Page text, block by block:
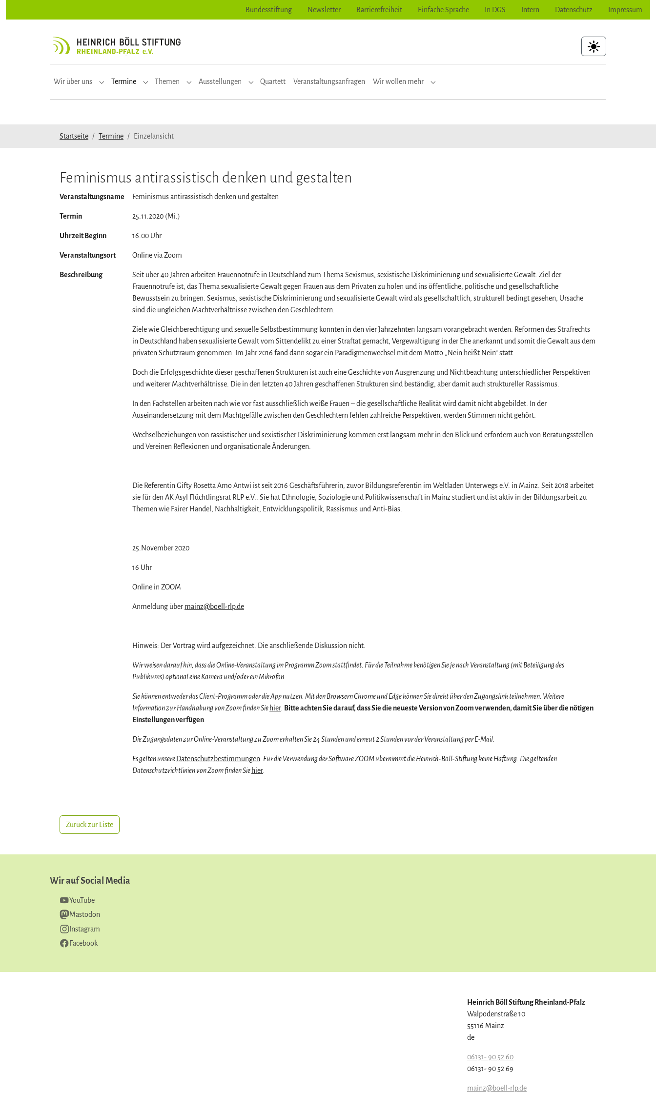
Bundesstiftung Newsletter Barrierefreiheit Einfache Sprache In DGS Intern Datenschutz
Impressum
hoher Kontrast
Wir über uns
Submenu for "Wir über uns"
Termine
Submenu for "Termine"
Themen
Submenu for "Themen"
Ausstellungen
Submenu for "Ausstellungen"
Quartett Veranstaltungsanfragen Wir wollen mehr
Submenu for "Wir wollen mehr"
Startseite
Termine Einzelansicht
Feminismus antirassistisch denken und gestalten
Veranstaltungsname Feminismus antirassistisch denken und gestalten
Termin 25.11.2020 (Mi.)
Uhrzeit Beginn 16.00 Uhr
Veranstaltungsort Online via Zoom
Beschreibung
Seit über 40 Jahren arbeiten Frauennotrufe in Deutschland zum Thema Sexismus, sexistische Diskriminierung und sexualisierte Gewalt. Ziel der
Frauennotrufe ist, das Thema sexualisierte Gewalt gegen Frauen aus dem Privaten zu holen und ins öffentliche, politische und gesellschaftliche
Bewusstsein zu bringen. Sexismus, sexistische Diskriminierung und sexualisierte Gewalt wird als gesellschaftlich, strukturell bedingt gesehen, Ursache
sind die ungleichen Machtverhältnisse zwischen den Geschlechtern.
Ziele wie Gleichberechtigung und sexuelle Selbstbestimmung konnten in den vier Jahrzehnten langsam vorangebracht werden. Reformen des Strafrechts
in Deutschland haben sexualisierte Gewalt vom Sittendelikt zu einer Straftat gemacht, Vergewaltigung in der Ehe anerkannt und somit die Gewalt aus dem
privaten Schutzraum genommen. Im Jahr 2016 fand dann sogar ein Paradigmenwechsel mit dem Motto „Nein heißt Nein“ statt.
Doch die Erfolgsgeschichte dieser geschaffenen Strukturen ist auch eine Geschichte von Ausgrenzung und Nichtbeachtung unterschiedlicher Perspektiven
und weiterer Machtverhältnisse. Die in den letzten 40 Jahren geschaffenen Strukturen sind beständig, aber damit auch struktureller Rassismus.
In den Fachstellen arbeiten nach wie vor fast ausschließlich weiße Frauen – die gesellschaftliche Realität wird damit nicht abgebildet. In der
Auseinandersetzung mit dem Machtgefälle zwischen den Geschlechtern fehlen zahlreiche Perspektiven, werden Stimmen nicht gehört.
Wechselbeziehungen von rassistischer und sexistischer Diskriminierung kommen erst langsam mehr in den Blick und erfordern auch von Beratungsstellen
und Vereinen Reflexionen und organisationale Änderungen.
Die Referentin Gifty Rosetta Amo Antwi ist seit 2016 Geschäftsführerin, zuvor Bildungsreferentin im Weltladen Unterwegs e.V. in Mainz. Seit 2018 arbeitet
sie für den AK Asyl Flüchtlingsrat RLP e.V.. Sie hat Ethnologie, Soziologie und Politikwissenschaft in Mainz studiert und ist aktiv in der Bildungsarbeit zu
Themen wie Fairer Handel, Nachhaltigkeit, Entwicklungspolitik, Rassismus und Anti-Bias.
25.November 2020
16 Uhr
Online in ZOOM
Anmeldung über mainz@boell-rlp.de
Hinweis: Der Vortrag wird aufgezeichnet. Die anschließende Diskussion nicht.
Wir weisen darauf hin, dass die Online-Veranstaltung im Programm Zoom stattfindet. Für die Teilnahme benötigen Sie je nach Veranstaltung (mit Beteiligung des
Publikums) optional eine Kamera und/oder ein Mikrofon.
Sie können entweder das Client-Programm oder die App nutzen. Mit den Browsern Chrome und Edge können Sie direkt über den Zugangslink teilnehmen. Weitere
Information zur Handhabung von Zoom finden Sie hier Bitte achten Sie darauf, dass Sie die neueste Version von Zoom verwenden, damit Sie über die nötigen
Einstellungen verfügen
Die Zugangsdaten zur Online-Veranstaltung zu Zoom erhalten Sie 24 Stunden und erneut 2 Stunden vor der Veranstaltung per E-Mail.
Es gelten unsere Datenschutzbestimmungen . Für die Verwendung der Software ZOOM übernimmt die Heinrich-Böll-Stiftung keine Haftung. Die geltenden
Datenschutzrichtlinien von Zoom finden Sie hier
Zurück zur Liste
Wir auf Social Media
YouTube
Mastodon
Instagram
Facebook
Heinrich Böll Stiftung Rheinland-Pfalz
Walpodenstraße 10
55116 Mainz
de
06131- 90 52 60
06131- 90 52 69
mainz@boell-rlp.de